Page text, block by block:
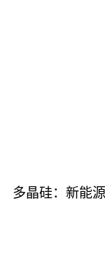
多晶硅：新能